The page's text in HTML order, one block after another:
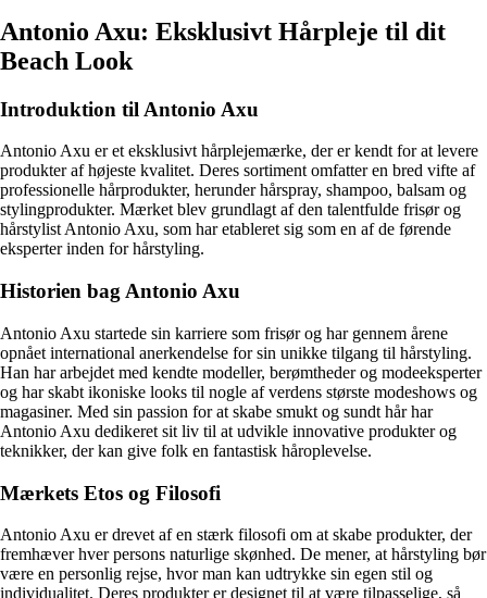
Antonio Axu: Eksklusivt Hårpleje til dit
Beach Look
Introduktion til Antonio Axu
Antonio Axu er et eksklusivt hårplejemærke, der er kendt for at levere
produkter af højeste kvalitet. Deres sortiment omfatter en bred vifte af
professionelle hårprodukter, herunder hårspray, shampoo, balsam og
stylingprodukter. Mærket blev grundlagt af den talentfulde frisør og
hårstylist Antonio Axu, som har etableret sig som en af de førende
eksperter inden for hårstyling.
Historien bag Antonio Axu
Antonio Axu startede sin karriere som frisør og har gennem årene
opnået international anerkendelse for sin unikke tilgang til hårstyling.
Han har arbejdet med kendte modeller, berømtheder og modeeksperter
og har skabt ikoniske looks til nogle af verdens største modeshows og
magasiner. Med sin passion for at skabe smukt og sundt hår har
Antonio Axu dedikeret sit liv til at udvikle innovative produkter og
teknikker, der kan give folk en fantastisk håroplevelse.
Mærkets Etos og Filosofi
Antonio Axu er drevet af en stærk filosofi om at skabe produkter, der
fremhæver hver persons naturlige skønhed. De mener, at hårstyling bør
være en personlig rejse, hvor man kan udtrykke sin egen stil og
individualitet. Deres produkter er designet til at være tilpasselige, så